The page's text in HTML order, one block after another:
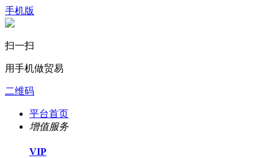
手机版
扫一扫
用手机做贸易
二维码
平台首页
增值服务
VIP